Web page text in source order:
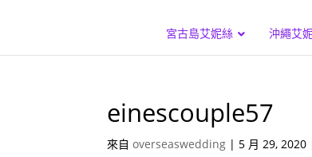
宮古島艾妮絲 沖繩艾
einescouple57
來自overseaswedding | 5 月 29, 2020